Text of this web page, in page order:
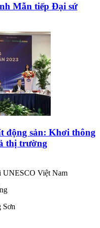
Mẫn tiếp Đại sứ
động sản: Khơi thông
thị trường
UNESCO Việt Nam
Sơn